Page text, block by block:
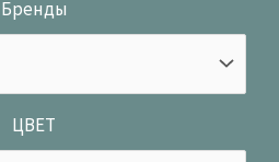
Бренды
ЦВЕТ